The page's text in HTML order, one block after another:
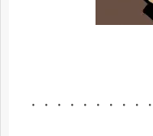
・・・・・・・・・・